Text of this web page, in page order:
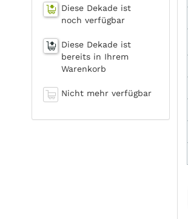
Diese Dekade ist
noch verfügbar
Diese Dekade ist
bereits in Ihrem
Warenkorb
Nicht mehr verfügbar